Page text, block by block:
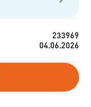
233969
04.06.2026